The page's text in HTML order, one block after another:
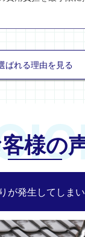
ばれる理由を見る
様の
が発生してしま